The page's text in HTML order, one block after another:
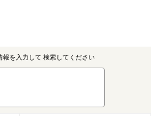
報を入力して 検索してください